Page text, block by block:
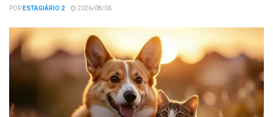
PORESTAGIÁRIO 2 2026/08/06